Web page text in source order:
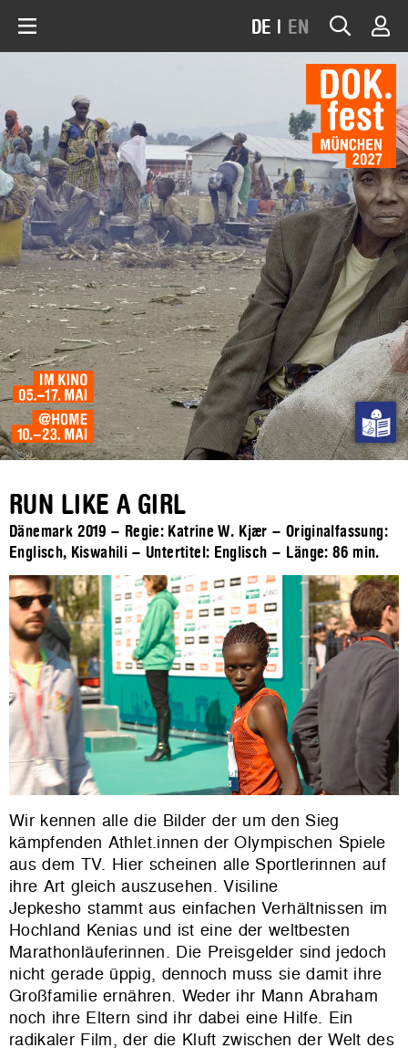
DE | EN
RUN LIKE A GIRL
Dänemark 2019 – Regie: Katrine W. Kjær – Originalfassung:
Englisch, Kiswahili – Untertitel: Englisch – Länge:86 min.
Wir kennen alle die Bilder der um den Sieg
kämpfenden Athlet.innen der Olympischen Spiele
aus dem TV. Hier scheinen alle Sportlerinnen auf
ihre Art gleich auszusehen. Visiline
Jepkeshostammt aus einfachen Verhältnissen im
Hochland Kenias und ist eine der weltbesten
Marathonläuferinnen. Die Preisgelder sind jedoch
nicht gerade üppig, dennoch muss sie damit ihre
Großfamilie ernähren. Weder ihr Mann Abraham
noch ihre Eltern sind ihr dabei eine Hilfe. Ein
radikaler Film, der die Kluft zwischen der Welt des